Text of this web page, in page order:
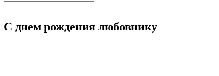
С днем рождения любовнику